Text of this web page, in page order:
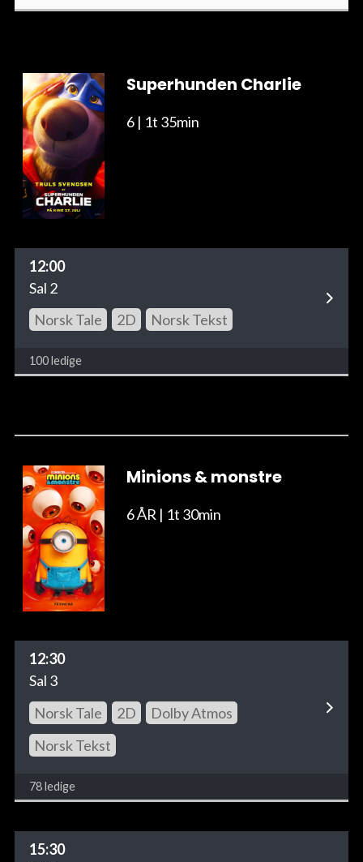
Superhunden Charlie
6 | 1t 35min
12:00
Sal 2
Norsk Tale
2D Norsk Tekst
100 ledige
Minions & monstre
6 ÅR | 1t 30min
12:30
Sal 3
Norsk Tale
2D
Dolby Atmos
Norsk Tekst
78 ledige
15:30